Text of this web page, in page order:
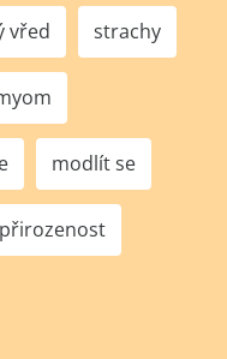
vřed strachy
modlít se
přirozenost